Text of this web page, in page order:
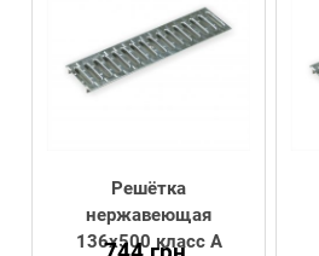
Решётка
нержавеющая
136х500 класс А